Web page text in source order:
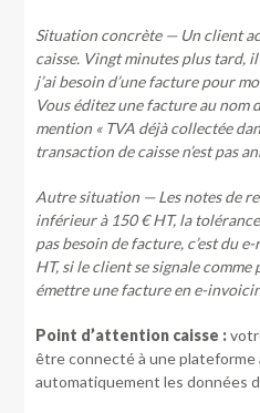
Situation concrète — Un client
caisse. Vingt minutes plus tard,
j’ai besoin d’une facture pour
Vous éditez une facture au nom
mention « TVA déjà collectée
transaction de caisse n’est pas
Autre situation — Les notes de
inférieur à 150 € HT, la
pas besoin de facture, c’est du
HT, si le client se signale
émettre une facture en e-
Point d’attention caisse :
être connecté à une
automatiquement les données